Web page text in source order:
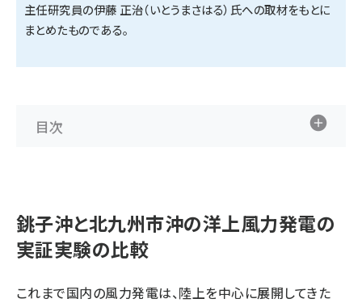
主任研究員の伊藤 正治（いとうまさはる）氏への取材をもとに
まとめたものである。
目次
銚子沖と北九州市沖の洋上風力発電の
実証実験の比較
これまで国内の風力発電は、陸上を中心に展開してきた